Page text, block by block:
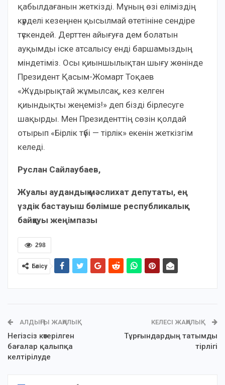
қабылдағанын жеткізді. Мұның өзі еліміздің
күрделі кезеңнен қысылмай өтетініне сендіре
түскендей. Дерттен айығуға дем болатын
ауқымды іске атсалысу енді баршамыздың
міндетіміз. Осы қиыншылықтан шығу жөнінде
Президент Қасым-Жомарт Тоқаев
«Жұдырықтай жұмылсақ, кез келген
қиындықты жеңеміз!» деп бізді бірлесуге
шақырды. Мен Президенттің сөзін қолдай
отырып «Бірлік түбі — тірлік» екенін жеткізгім
келеді.
Руслан Сайлаубаев,
Жуалы аудандық мәслихат депутаты, ең
үздік бастауыш бөлімше республикалық
байқауы жеңімпазы
298
Бөлісу
АЛДЫҢҒЫ ЖАҢАЛЫҚ
Негізсіз көтерілген
бағалар қалыпқа
келтірілуде
КЕЛЕСІ ЖАҢАЛЫҚ
Тұрғындардың татымды
тірлігі